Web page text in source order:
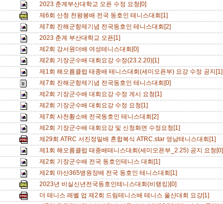
2023 춘계부산대학교 오픈 수정 요청[0]
제6회 산청 천왕봉배 전국 동호인 테니스대회[1]
제7회 진해군항제기념 전국동호인 테니스대회[2]
2023 춘계 부산대학교 오픈[1]
제2회 강서원더배 여성테니스대회[0]
제2회 기장군수배 대회요강 수정(23.2.20)[1]
제1회 해오름클럽 태종배 테니스대회(세미오픈부) 요강 수정 공지[1]
제7회 진해군항제기념 전국동호인 테니스대회[0]
제2회 기장군수배 대회요강 수정 게시 요청[1]
제2회 기장군수배 대회요강 수정 요청[1]
제7회 사천황소배 전국동호인 테니스대회[2]
제2회 기장군수배 대회요강 및 신청화면 수정요청[1]
제29회 ATRC 서진정밀배 혼합복식 ATRC.star 영남테니스대회[1]
제1회 해오름클럽 태종배테니스대회(세미오픈부_2.25) 공지 요청[0]
제2회 기장군수배 전국 동호인테니스 대회[1]
제2회 마산365병원장배 전국 동호인 테니스대회[1]
2023년 비실신년전국동호인테니스대회(비랭킹)[0]
더 테니스 레벨 업 제2회 드림테니스배 테니스 울산대회 요강[1]